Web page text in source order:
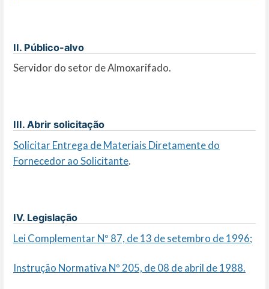
II. Público-alvo
Servidor do setor de Almoxarifado.
III. Abrir solicitação
Solicitar Entrega de Materiais Diretamente do
Fornecedor ao Solicitante.
IV. Legislação
Lei Complementar Nº 87, de 13 de setembro de 1996;
Instrução Normativa Nº 205, de 08 de abril de 1988.